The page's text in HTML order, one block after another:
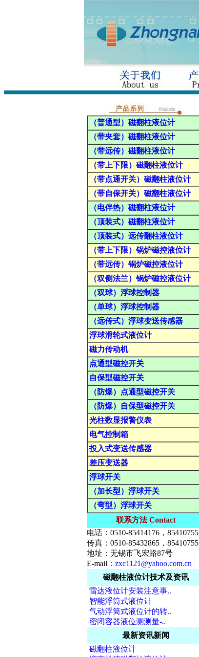
（普通型）磁翻柱液位计
（带夹套）磁翻柱液位计
（带远传）磁翻柱液位计
（带上下限）磁翻柱液位计
（带点通开关）磁翻柱液位计
（带自保开关）磁翻柱液位计
（电伴热）磁翻柱液位计
（顶装式）磁翻柱液位计
（顶装式）远传翻柱液位计
（带上下限）锅炉磁控液位计
（带远传）锅炉磁控液位计
（双侧法兰）锅炉磁控液位计
（双球）浮球控制器
（单球）浮球控制器
（远传式）浮球变送传感器
浮球滑轮式液位计
磁力传动机
点通型磁控开关
自保型磁控开关
（防爆）点通型磁控开关
（防爆）自保型磁控开关
光柱数显报警仪表
电气控制箱
投入式变送传感器
差压变送器
浮球开关
（加长型）浮球开关
（弯型）浮球开关
联系方法 Contact
电话：0510-85414176，85410755
传真：0510-85432865，85410755
地址：无锡市飞宏路87号
E-mail： zxc1121@yahoo.com.cn
磁翻柱液位计技术及资讯
雷达液位计安装注意事..
智能浮筒式液位计
气动浮筒式液位计的转..
密闭容器液位测测量-..
最新资讯新闻
磁翻柱液位计